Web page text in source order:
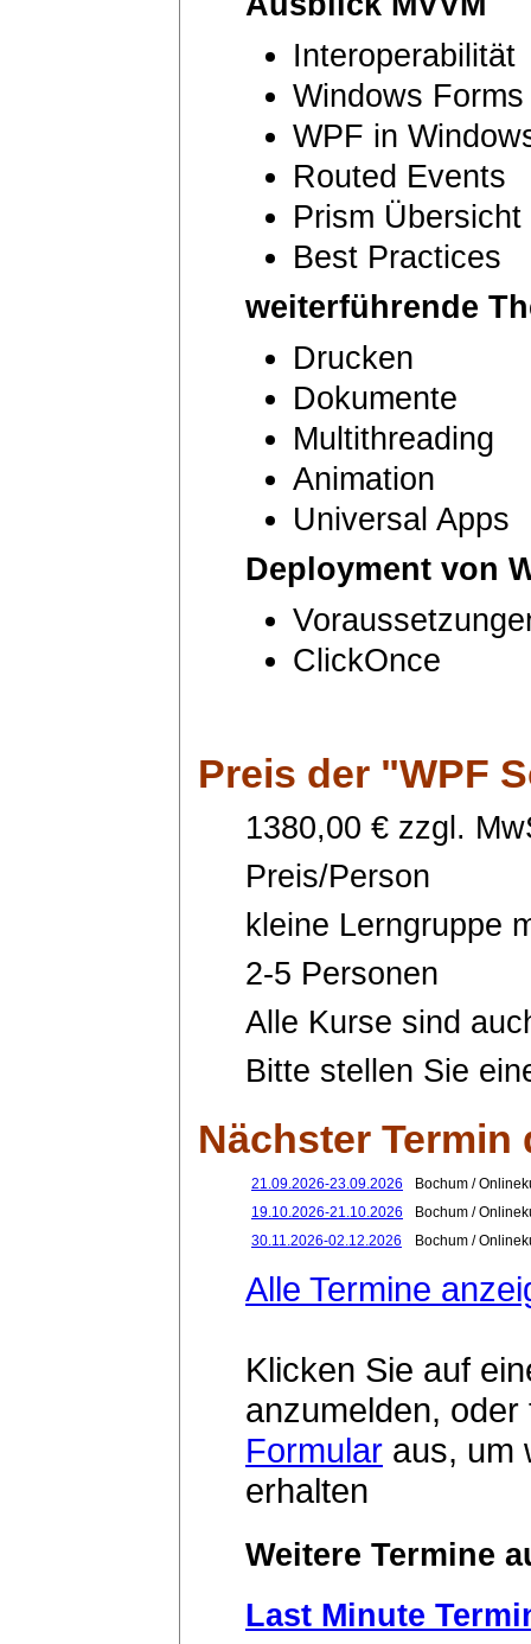
Interoperabilität
Windows
WPF in
Routed Events
Prism Übersicht
Best Practices
weiterführende
Drucken
Dokumente
Multithreading
Animation
Universal Apps
Deployment von
ClickOnce
Preis der "WPF
1380,00 € zzgl.
Preis/Person
kleine Lerngruppe
2-5 Personen
Alle Kurse sind
Bitte stellen Sie
Nächster Termin
21.09.2026-23.09.2026
Bochum /
19.10.2026-21.10.2026
Bochum /
30.11.2026-02.12.2026
Bochum /
Alle Termine
Klicken Sie auf
anzumelden,
Formular aus, um
erhalten
Weitere Termine
Last Minute